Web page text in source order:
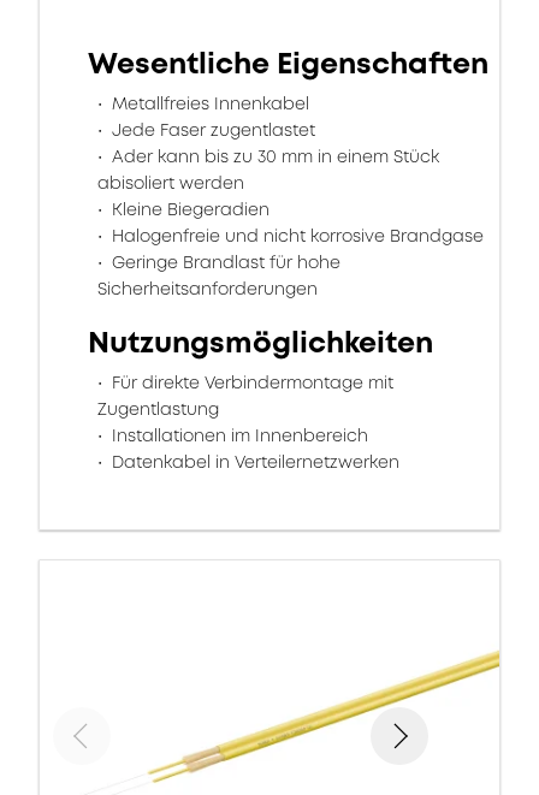
Wesentliche Eigenschaften
Metallfreies Innenkabel
Jede Faser zugentlastet
Ader kann bis zu 30 mm in einem Stück
abisoliert werden
Kleine Biegeradien
Halogenfreie und nicht korrosive Brandgase
Geringe Brandlast für hohe
Sicherheitsanforderungen
Nutzungsmöglichkeiten
Für direkte Verbindermontage mit
Zugentlastung
Installationen im Innenbereich
Datenkabel in Verteilernetzwerken